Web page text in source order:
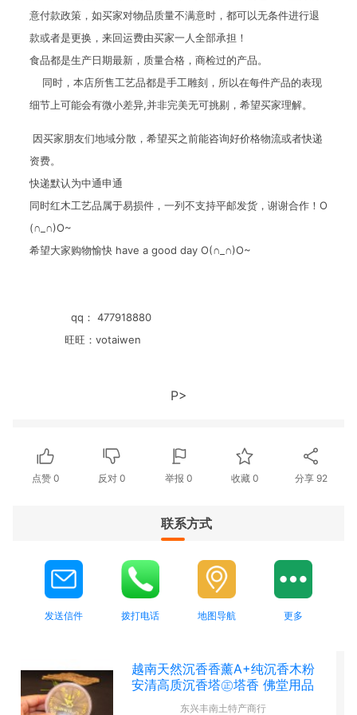
意付款政策，如买家对物品质量不满意时，都可以无条件进行退
款或者是更换，来回运费由买家一人全部承担！
食品都是生产日期最新，质量合格，商检过的产品。
同时，本店所售工艺品都是手工雕刻，所以在每件产品的表现
细节上可能会有微小差异,并非完美无可挑剔，希望买家理解。
因买家朋友们地域分散，希望买之前能咨询好价格物流或者快递
资费。
快递默认为中通申通
同时红木工艺品属于易损件，一列不支持平邮发货，谢谢合作！O
(∩_∩)O~
希望大家购物愉快 have a good day O(∩_∩)O~
qq： 477918880
旺旺：votaiwen
P>
点赞0 反对0 举报 0 收藏 0 分享 92
联系方式
发送信件 拨打电话 地图导航 更多
越南天然沉香香薰A+纯沉香木粉
安清高质沉香塔㊣塔香 佛堂用品
东兴丰南土特产商行